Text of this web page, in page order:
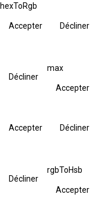
hexToRgb
Accepter Décliner
Décliner
max
Accepter
Accepter Décliner
Décliner
rgbToHsb
Accepter